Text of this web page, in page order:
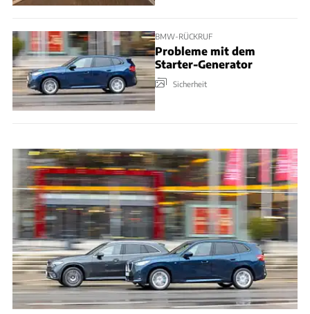
BMW-RÜCKRUF
Probleme mit dem
Starter-Generator
Sicherheit